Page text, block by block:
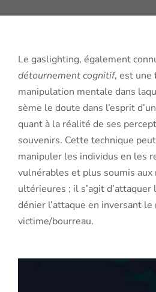
Le gaslighting, également
détournement cognitif, est une
manipulation mentale dans
sème le doute dans l’esprit
quant à la réalité de ses
souvenirs. Cette technique
manipuler les individus en les
vulnérables et plus soumis aux
ultérieures ; il s’agit d’attaquer
dénier l’attaque en inversant
victime/bourreau.